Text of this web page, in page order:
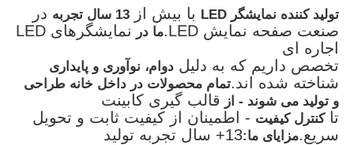
تولید کننده نمایشگر LED با بیش از13 سال تجربه
در
صنعت صفحه نمایش LED.
ما در
نمایشگرهای LED
اجاره ای
تخصص داریم که به دلیلدوام، نوآوری و پایداری
شناخته شده اند.تمام محصولات در داخل خانه طراحی
و تولید می شوند - از قالب گیری کابینت
تاکنترل کیفیت - اطمینان از کیفیت ثابت و تحویل
سریع.مزایای ما:13+ سال تجربه تولید